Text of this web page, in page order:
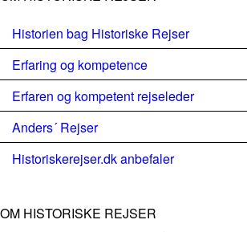
Historien bag Historiske Rejser
Erfaring og kompetence
Erfaren og kompetent rejseleder
Anders´ Rejser
Historiskerejser.dk anbefaler
OM HISTORISKE REJSER